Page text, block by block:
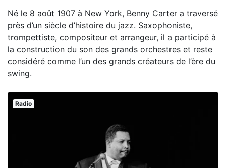
Né le 8 août 1907 à New York, Benny Carter a traversé
près d’un siècle d’histoire du jazz. Saxophoniste,
trompettiste, compositeur et arrangeur, il a participé à
la construction du son des grands orchestres et reste
considéré comme l’un des grands créateurs de l’ère du
swing.
Radio